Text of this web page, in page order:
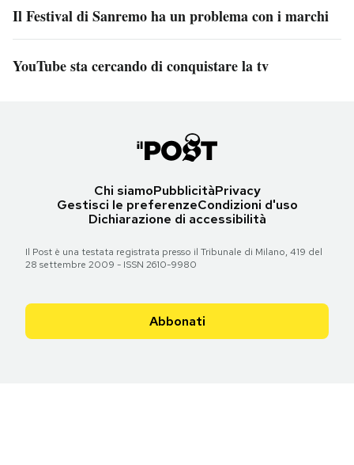
Il Festival di Sanremo ha un problema con i marchi
YouTube sta cercando di conquistare la tv
Chi siamoPubblicitàPrivacy
Gestisci le preferenzeCondizioni d'uso
Dichiarazione di accessibilità
Il Post è una testata registrata presso il Tribunale di Milano, 419 del
28 settembre 2009 - ISSN 2610-9980
Abbonati